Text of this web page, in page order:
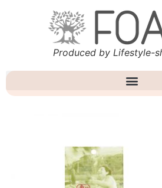
Produced by Lifestyle-